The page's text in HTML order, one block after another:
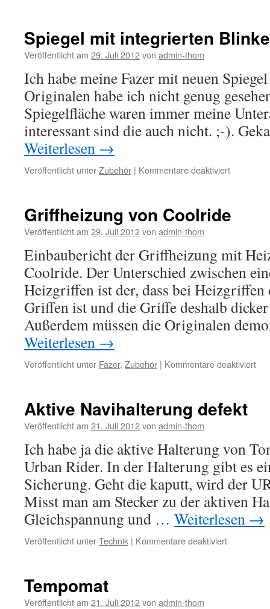
Spiegel mit integrierten
Veröffentlicht am 29. Juli 2012von admin-thom
Ich habe meine Fazer mit neuen
Originalen habe ich nicht genug
Spiegelfläche waren immer meine
interessant sind die auch nicht. ;-).
Weiterlesen →
Veröffentlicht unterZubehör | Kommentare deaktiviertfür
Blinkern
Griffheizung von Coolride
Veröffentlicht am 29. Juli 2012von admin-thom
Einbaubericht der Griffheizung mit
Coolride. Der Unterschied zwischen
Heizgriffen ist der, dass bei
Griffen ist und die Griffe deshalb
Außerdem müssen die Originalen
Weiterlesen →
Veröffentlicht unter Fazer, Zubehör | Kommentare deaktiviertfür
Aktive Navihalterung defekt
Veröffentlicht am 21. Juli 2012von admin-thom
Ich habe ja die aktive Halterung von
Urban Rider. In der Halterung gibt es
Sicherung. Geht die kaputt, wird der
Misst man am Stecker zu der aktiven
Gleichspannung und … Weiterlesen →
Veröffentlicht unterTechnik | Kommentare deaktiviertfür
Tempomat
Veröffentlicht am 21. Juli 2012von admin-thom